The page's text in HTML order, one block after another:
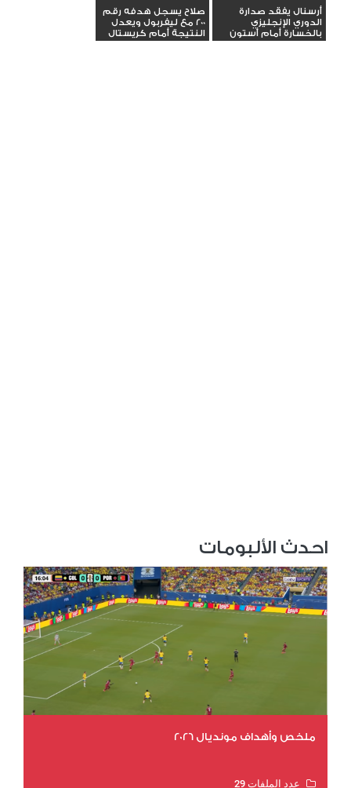
أرسنال يفقد صدارة
الدوري الإنجليزي
بالخسارة أمام أستون
فيلا
صلاح يسجل هدفه رقم
200 مع ليفربول ويعدل
النتيجة أمام كريستال
بالاس
احدث الألبومات
ملخص وأهداف مونديال 2026
عدد الملفات 29